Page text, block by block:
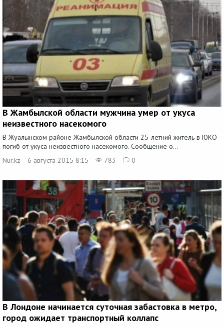
В Жамбылской области мужчина умер от укуса
неизвестного насекомого
В Жуалынском районе Жамбылской области 25-летний житель в ЮКО
погиб от укуса неизвестного насекомого. Сообщение о...
Nur.kz
6 августа 2015 8:15 783 0
В Лондоне начинается суточная забастовка в метро,
город ожидает транспортный коллапс